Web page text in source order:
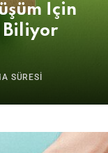
İçin
Biliyor
SÜRESİ